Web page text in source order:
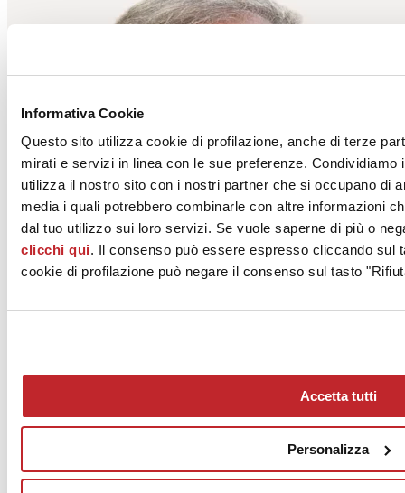
Informativa Cookie
Questo sito utilizza cookie di profilazione, anche di terze
mirati e servizi in linea con le sue preferenze.
utilizza il nostro sito con i nostri partner che si occupano di
media i quali potrebbero combinarle con altre informazioni
dal tuo utilizzo sui loro servizi. Se vuole saperne di più o
clicchi qui. Il consenso può essere espresso cliccando sul
cookie di profilazione può negare il consenso sul tasto
Accetta tutti
Personalizza